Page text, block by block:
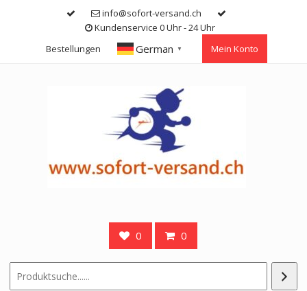
info@sofort-versand.ch
Kundenservice 0 Uhr - 24 Uhr
Bestellungen
German ▼ Mein Konto
0 0